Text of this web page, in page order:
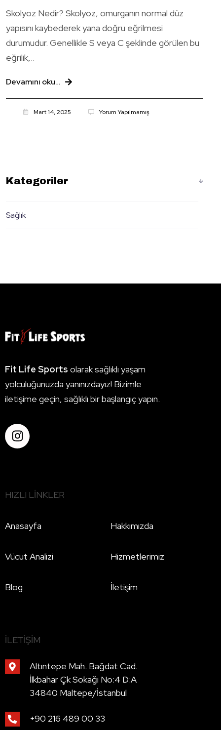
Skolyoz Nedir? Skolyoz, omurganın normal düz
yapısını kaybederek yana doğru eğrilmesi
durumudur. Genellikle S veya C şeklinde görülen bu
eğrilik,..
Devamını oku…
Mart 14, 2025 Yorum Yapılmamış
Kategoriler
Sağlık
Fit Life Sports olarak sağlıklı yaşam
yolculuğunuzda yanınızdayız! Bizimle
iletişime geçin, sağlıklı bir başlangıç yapın.
HIZLI LINKLER
Anasayfa Hakkımızda
Vücut Analizi Hizmetlerimiz
Blog İletişim
İLETIŞIM
Altıntepe Mah. Bağdat Cad.
İlkbahar Çk Sokağı No:4 D:A
34840 Maltepe/İstanbul
+90 216 489 00 33